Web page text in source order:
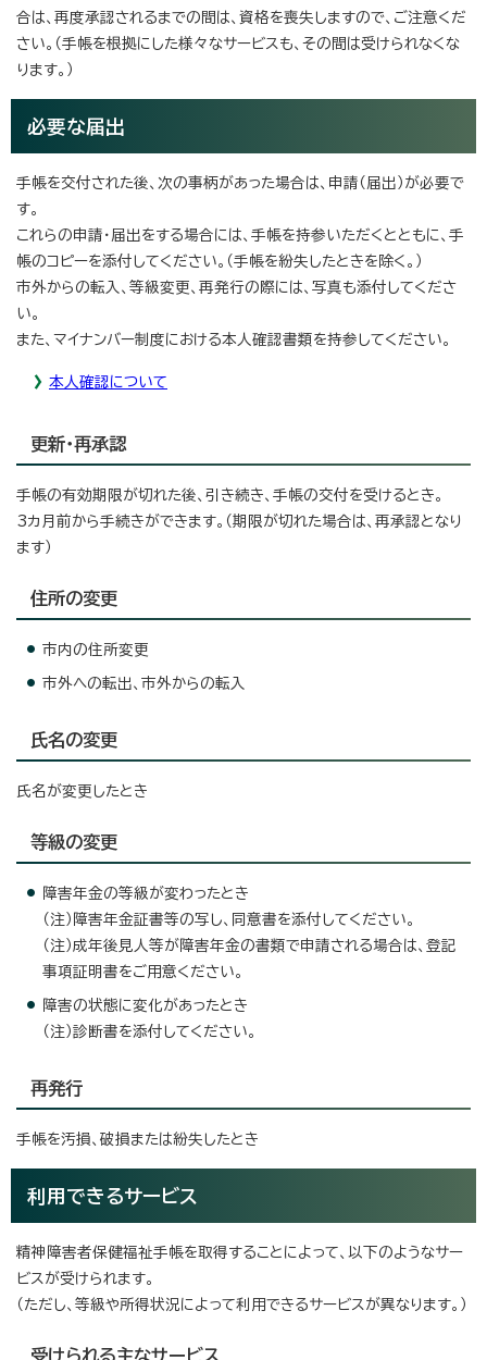
合は、再度承認されるまでの間は、資格を喪失しますので、ご注意くだ
さい。（手帳を根拠にした様々なサービスも、その間は受けられなくな
ります。）
必要な届出
手帳を交付された後、次の事柄があった場合は、申請（届出）が必要で
す。
これらの申請・届出をする場合には、手帳を持参いただくとともに、手
帳のコピーを添付してください。（手帳を紛失したときを除く。）
市外からの転入、等級変更、再発行の際には、写真も添付してくださ
い。
また、マイナンバー制度における本人確認書類を持参してください。
本人確認について
更新・再承認
手帳の有効期限が切れた後、引き続き、手帳の交付を受けるとき。
3カ月前から手続きができます。（期限が切れた場合は、再承認となり
ます）
住所の変更
市内の住所変更
市外への転出、市外からの転入
氏名の変更
氏名が変更したとき
等級の変更
障害年金の等級が変わったとき
（注）障害年金証書等の写し、同意書を添付してください。
（注）成年後見人等が障害年金の書類で申請される場合は、登記
事項証明書をご用意ください。
障害の状態に変化があったとき
（注）診断書を添付してください。
再発行
手帳を汚損、破損または紛失したとき
利用できるサービス
精神障害者保健福祉手帳を取得することによって、以下のようなサー
ビスが受けられます。
（ただし、等級や所得状況によって利用できるサービスが異なります。）
受けられる主なサービス